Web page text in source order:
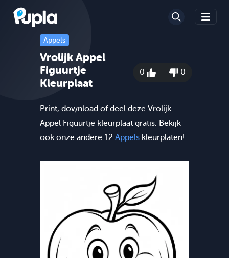
Appels
Vrolijk Appel
Figuurtje
Kleurplaat
0 0
Print, download of deel deze Vrolijk
Appel Figuurtje kleurplaat gratis. Bekijk
ook onze andere 12 Appels kleurplaten!